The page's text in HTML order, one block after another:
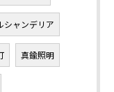
シャンデリア
真鍮照明